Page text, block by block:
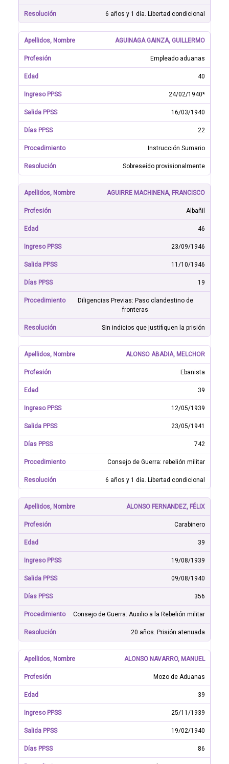
6 años y 1 día. Libertad condicional
AGUINAGA GAINZA, GUILLERMO
Empleado aduanas
40
24/02/1940*
16/03/1940
22
Instrucción Sumario
Sobreseído provisionalmente
AGUIRRE MACHINENA, FRANCISCO
Albañil
46
23/09/1946
11/10/1946
19
Diligencias Previas: Paso clandestino de
fronteras
Sin indicios que justifiquen la prisión
ALONSO ABADIA, MELCHOR
Ebanista
39
12/05/1939
23/05/1941
742
Consejo de Guerra: rebelión militar
6 años y 1 día. Libertad condicional
ALONSO FERNANDEZ, FÉLIX
Carabinero
39
19/08/1939
09/08/1940
356
Consejo de Guerra: Auxilio a la Rebelión militar
20 años. Prisión atenuada
ALONSO NAVARRO, MANUEL
Mozo de Aduanas
39
25/11/1939
19/02/1940
86